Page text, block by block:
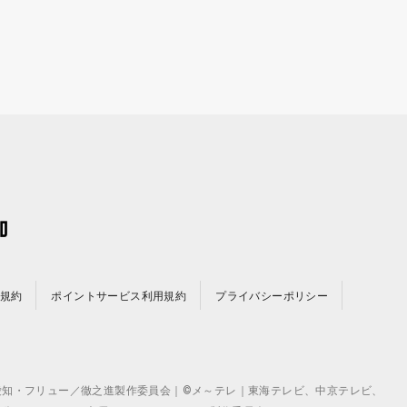
約 ポイントサービス利用規約 プライバシーポリシー
フリュー／徹之進製作委員会｜©メ～テレ｜東海テレビ、中京テレビ、